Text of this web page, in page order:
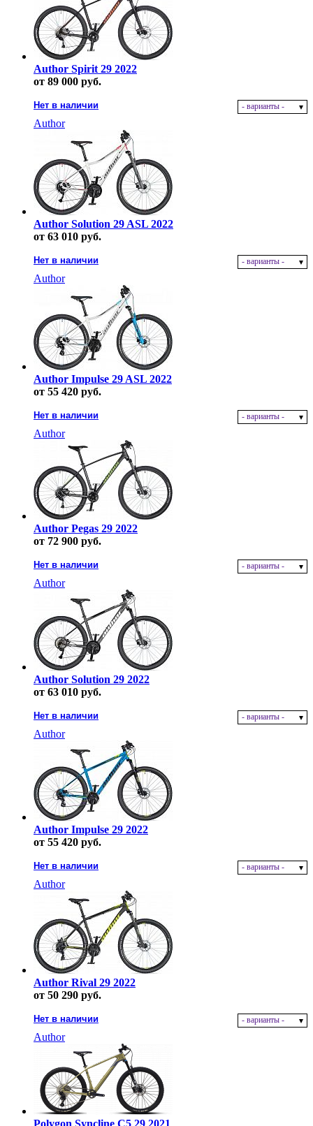
Author Spirit 29 2022
от 89 000 руб.
Нет в наличии - варианты -
Author
Author Solution 29 ASL 2022
от 63 010 руб.
Нет в наличии - варианты -
Author
Author Impulse 29 ASL 2022
от 55 420 руб.
Нет в наличии - варианты -
Author
Author Pegas 29 2022
от 72 900 руб.
Нет в наличии - варианты -
Author
Author Solution 29 2022
от 63 010 руб.
Нет в наличии - варианты -
Author
Author Impulse 29 2022
от 55 420 руб.
Нет в наличии - варианты -
Author
Author Rival 29 2022
от 50 290 руб.
Нет в наличии - варианты -
Author
Polygon Syncline C5 29 2021